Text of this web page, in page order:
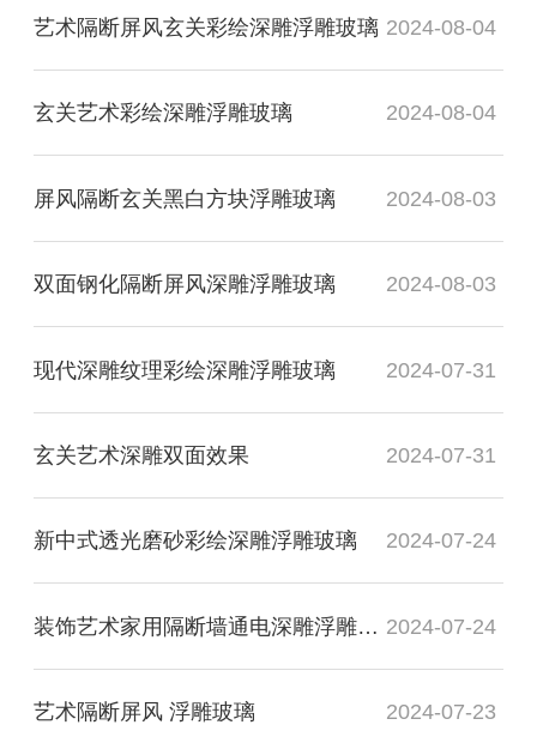
艺术隔断屏风玄关彩绘深雕浮雕玻璃 2024-08-04
玄关艺术彩绘深雕浮雕玻璃 2024-08-04
屏风隔断玄关黑白方块浮雕玻璃 2024-08-03
双面钢化隔断屏风深雕浮雕玻璃 2024-08-03
现代深雕纹理彩绘深雕浮雕玻璃 2024-07-31
玄关艺术深雕双面效果 2024-07-31
新中式透光磨砂彩绘深雕浮雕玻璃 2024-07-24
装饰艺术家用隔断墙通电深雕浮雕玻璃 2024-07-24
艺术隔断屏风 浮雕玻璃 2024-07-23